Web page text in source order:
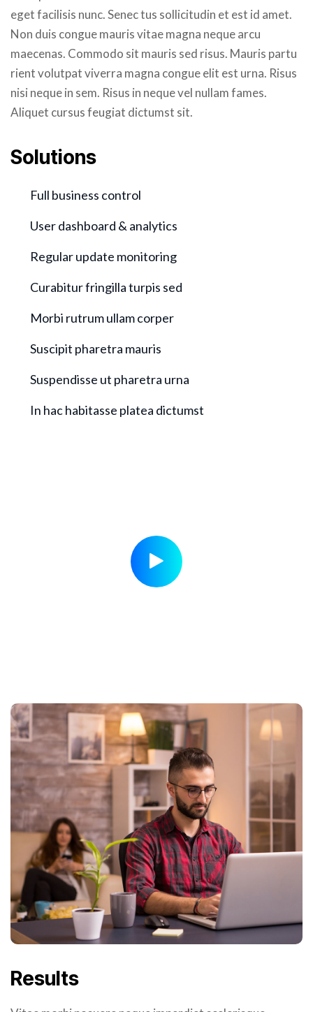
eget facilisis nunc. Senec tus sollicitudin et est id amet.
Non duis congue mauris vitae magna neque arcu
maecenas. Commodo sit mauris sed risus. Mauris partu
rient volutpat viverra magna congue elit est urna. Risus
nisi neque in sem. Risus in neque vel nullam fames.
Aliquet cursus feugiat dictumst sit.
Solutions
Full business control
User dashboard & analytics
Regular update monitoring
Curabitur fringilla turpis sed
Morbi rutrum ullam corper
Suscipit pharetra mauris
Suspendisse ut pharetra urna
In hac habitasse platea dictumst
Results